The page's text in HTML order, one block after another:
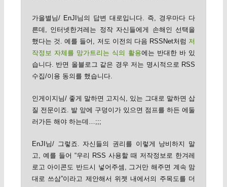
가을별님/ EnJI님의 답변 대로입니다. 즉, 경우마다 다
른데, 인터넷한겨레는 정작 자신들에게 손해인 선택을
했다는 것. 예를 들어, 저도 이전의 다음 RSSNet처럼 저
작정보 자체를 망가트리는 식의 활용에는 반대한 바 있
습니다. 반면 올블로그 같은 경우 저는 명시적으로 RSS
수집/이용 동의를 했습니다.
인게이지님/ 좋게 말하면 고지식, 있는 그대로 말하면 삽
질 전문이죠. 발 앞에 구덩이가 있으면 점프를 하든 에둘
러가든 해야 하는데…;;;
EnJI님/ 그렇죠. 자신들의 권리를 이렇게 낭비하지 말
고, 예를 들어 “우리 RSS 사용할 때 저작정보로 한겨레
로고 아이콘도 반드시 넣어주셈, 그거만 해주면 계속 맘
대로 쓰삼”이라고 제안해서 위젯 내에서의 주목도를 더